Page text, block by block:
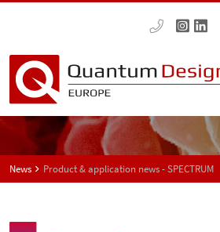
News Product & application news - SPECTRUM